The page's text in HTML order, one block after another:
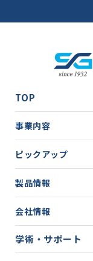
TOP
事業内容
ピックアップ
製品情報
会社情報
学術・サポート